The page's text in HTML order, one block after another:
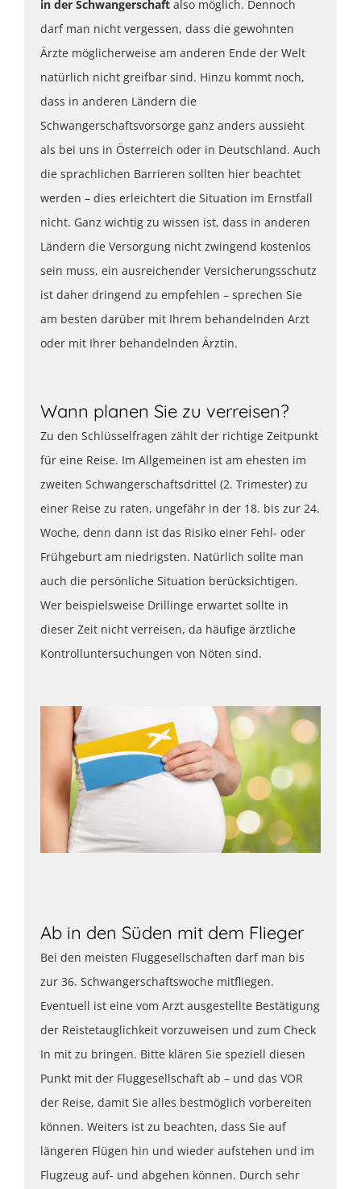
in der Schwangerschaft also möglich. Dennoch
darf man nicht vergessen, dass die gewohnten
Ärzte möglicherweise am anderen Ende der Welt
natürlich nicht greifbar sind. Hinzu kommt noch,
dass in anderen Ländern die
Schwangerschaftsvorsorge ganz anders aussieht
als bei uns in Österreich oder in Deutschland. Auch
die sprachlichen Barrieren sollten hier beachtet
werden – dies erleichtert die Situation im Ernstfall
nicht. Ganz wichtig zu wissen ist, dass in anderen
Ländern die Versorgung nicht zwingend kostenlos
sein muss, ein ausreichender Versicherungsschutz
ist daher dringend zu empfehlen – sprechen Sie
am besten darüber mit Ihrem behandelnden Arzt
oder mit Ihrer behandelnden Ärztin.
Wann planen Sie zu verreisen?
Zu den Schlüsselfragen zählt der richtige Zeitpunkt
für eine Reise. Im Allgemeinen ist am ehesten im
zweiten Schwangerschaftsdrittel (2. Trimester) zu
einer Reise zu raten, ungefähr in der 18. bis zur 24.
Woche, denn dann ist das Risiko einer Fehl- oder
Frühgeburt am niedrigsten. Natürlich sollte man
auch die persönliche Situation berücksichtigen.
Wer beispielsweise Drillinge erwartet sollte in
dieser Zeit nicht verreisen, da häufige ärztliche
Kontrolluntersuchungen von Nöten sind.
Ab in den Süden mit dem Flieger
Bei den meisten Fluggesellschaften darf man bis
zur 36. Schwangerschaftswoche mitfliegen.
Eventuell ist eine vom Arzt ausgestellte Bestätigung
der Reistetauglichkeit vorzuweisen und zum Check
In mit zu bringen. Bitte klären Sie speziell diesen
Punkt mit der Fluggesellschaft ab – und das VOR
der Reise, damit Sie alles bestmöglich vorbereiten
können. Weiters ist zu beachten, dass Sie auf
längeren Flügen hin und wieder aufstehen und im
Flugzeug auf- und abgehen können. Durch sehr